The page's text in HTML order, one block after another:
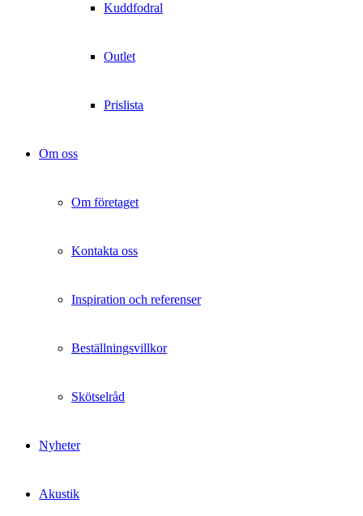
Kuddfodral
Outlet
Prislista
Om oss
Om företaget
Kontakta oss
Inspiration och referenser
Beställningsvillkor
Skötselråd
Nyheter
Akustik